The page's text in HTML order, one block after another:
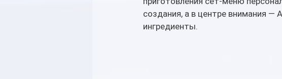
создания, а в центре внимания —
ингредиенты.